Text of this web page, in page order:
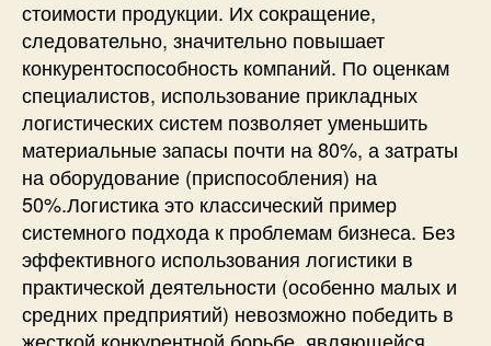
стоимости продукции. Их сокращение,
следовательно, значительно повышает
конкурентоспособность компаний. По оценкам
специалистов, использование прикладных
логистических систем позволяет уменьшить
материальные запасы почти на 80%, а затраты
на оборудование (приспособления) на
50%.Логистика это классический пример
системного подхода к проблемам бизнеса. Без
эффективного использования логистики в
практической деятельности (особенно малых и
средних предприятий) невозможно победить в
жесткой конкурентной борьбе, являющейся